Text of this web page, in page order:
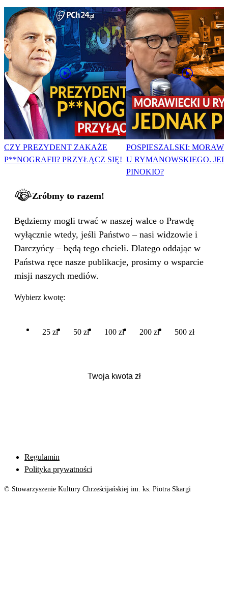
CZY PREZYDENT ZAKAŻE
P**NOGRAFII? PRZYŁĄCZ SIĘ!
POSPIESZALSKI:
U RYMANOWSKIEGO.
PINOKIO?
Zróbmy to razem!
Będziemy mogli trwać w naszej walce o Prawdę
wyłącznie wtedy, jeśli Państwo – nasi widzowie i
Darczyńcy – będą tego chcieli. Dlatego oddając w
Państwa ręce nasze publikacje, prosimy o wsparcie
misji naszych mediów.
Wybierz kwotę:
25 zł 50 zł 100 zł 200 zł 500 zł
Regulamin
Polityka prywatności
© Stowarzyszenie Kultury Chrześcijańskiej im. ks. Piotra Skargi